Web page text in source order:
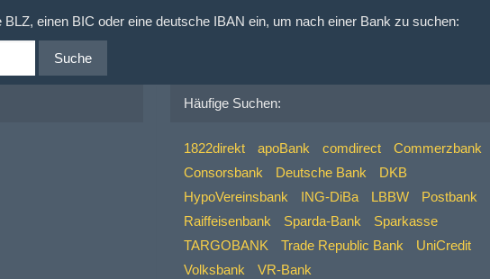
einen BIC oder eine deutsche IBAN ein, um nach einer Bank zu suchen:
Suche
Häufige Suchen:
1822direkt apoBank comdirect
Commerzbank
Consorsbank
Deutsche Bank
DKB
HypoVereinsbank
ING-DiBa LBBW
Postbank
Raiffeisenbank
Sparda-Bank
Sparkasse
TARGOBANK
Trade Republic Bank
UniCredit
Volksbank
VR-Bank